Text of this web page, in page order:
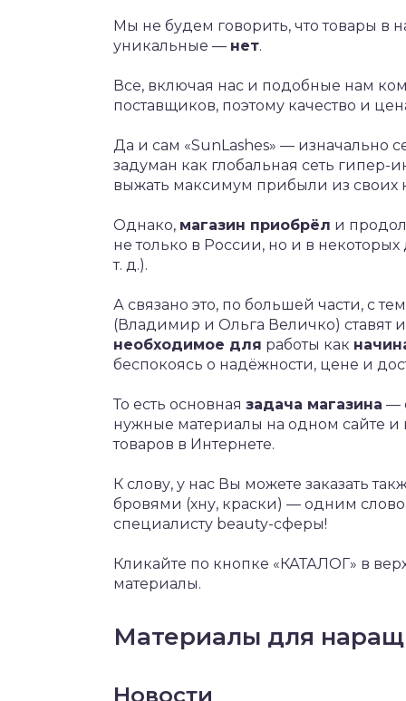
Мы не будем говорить, что товары
уникальные — нет.
Все, включая нас и подобные нам
поставщиков, поэтому качество и
Да и сам «SunLashes» — изначально
задуман как глобальная сеть гипер-
выжать максимум прибыли из своих
Однако, магазин приобрёл и
не только в России, но и в
т. д.).
А связано это, по большей части, с
(Владимир и Ольга Величко) ставят
необходимое для работы как
беспокоясь о надёжности, цене и
То есть основная задача магазина —
нужные материалы на одном сайте и
товаров в Интернете.
К слову, у нас Вы можете заказать
бровями (хну, краски) — одним
специалисту beauty-сферы!
Кликайте по кнопке «КАТАЛОГ» в
материалы.
Материалы для
Новости